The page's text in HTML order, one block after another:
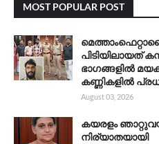
MOST POPULAR POST
പിടിയിലായത്
ഭാഗങ്ങളിൽ
കണ്ണികളിൽ
August 03, 2026
കയരളം
നിര്യാതയായി